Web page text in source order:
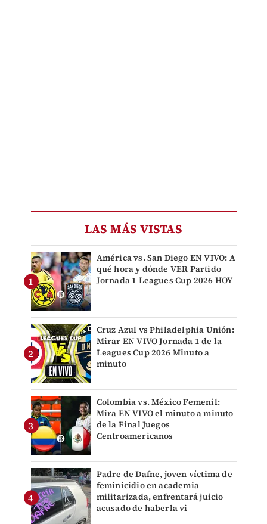
LAS MÁS VISTAS
América vs. San Diego EN VIVO: A
qué hora y dónde VER Partido
Jornada 1 Leagues Cup 2026 HOY
Cruz Azul vs Philadelphia Unión:
Mirar EN VIVO Jornada 1 de la
Leagues Cup 2026 Minuto a
minuto
Colombia vs. México Femenil:
Mira EN VIVO el minuto a minuto
de la Final Juegos
Centroamericanos
Padre de Dafne, joven víctima de
feminicidio en academia
militarizada, enfrentará juicio
acusado de haberla vi